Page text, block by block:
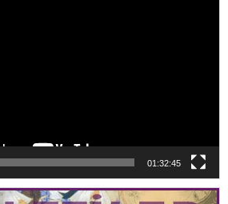
01:32:45